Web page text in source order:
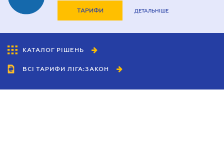
ТАРИФИ ДЕТАЛЬНІШЕ
КАТАЛОГ РІШЕНЬ
ВСІ ТАРИФИ ЛІГА:ЗАКОН